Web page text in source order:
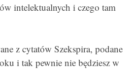
intelektualnych i czego tam
z cytatów Szekspira, podane
i tak pewnie nie będziesz w